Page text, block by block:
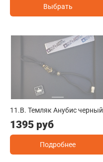
Выбрать
11.B. Темляк Анубис черный
1395 руб
Подробнее